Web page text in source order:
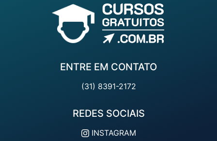
ENTRE EM CONTATO
(31) 8391-2172
REDES SOCIAIS
INSTAGRAM